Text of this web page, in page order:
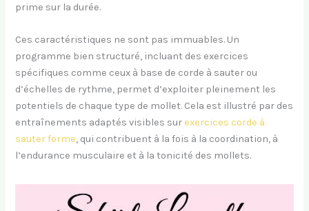
prime sur la durée.
Ces caractéristiques ne sont pas immuables. Un
programme bien structuré, incluant des exercices
spécifiques comme ceux à base de corde à sauter ou
d’échelles de rythme, permet d’exploiter pleinement les
potentiels de chaque type de mollet. Cela est illustré par des
entraînements adaptés visibles surexercices corde à
sauter forme, qui contribuent à la fois à la coordination, à
l’endurance musculaire et à la tonicité des mollets.